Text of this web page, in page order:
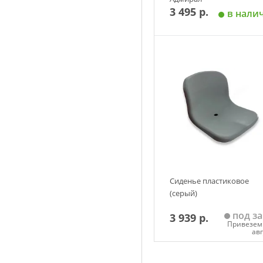
3 495 р. в
Сиденье пластиковое
(серый)
3 939 р. под
Привезем